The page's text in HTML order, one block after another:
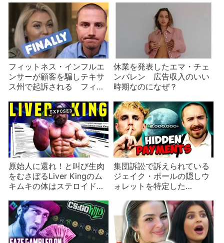
れ？
フィットネス・インフルエ
ンサーが顧客を騙しテキサ
ス州で起訴される フィッ
始末
休業を発表したエマ・チェ
ンバレン 広告収入のいい
時期なのになぜ？
原始人に還れ！と叫び生肉
をむさぼるLiver Kingのム
キムキの体はステロイド漬
集団訴訟で訴えられている
ジェイク・ポールの隠しウ
ォレットを特定した